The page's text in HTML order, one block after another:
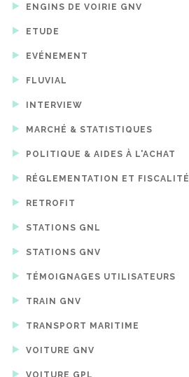
ENGINS DE VOIRIE GNV
ETUDE
EVÉNEMENT
FLUVIAL
INTERVIEW
MARCHÉ & STATISTIQUES
POLITIQUE & AIDES À L'ACHAT
RÉGLEMENTATION ET FISCALITÉ
RETROFIT
STATIONS GNL
STATIONS GNV
TÉMOIGNAGES UTILISATEURS
TRAIN GNV
TRANSPORT MARITIME
VOITURE GNV
VOITURE GPL